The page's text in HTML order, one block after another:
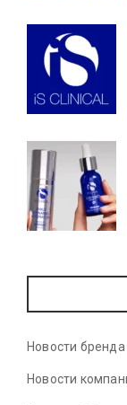
Новости бренда
Новости